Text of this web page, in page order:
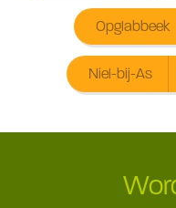
Opglabbeek
Niel-bij-As